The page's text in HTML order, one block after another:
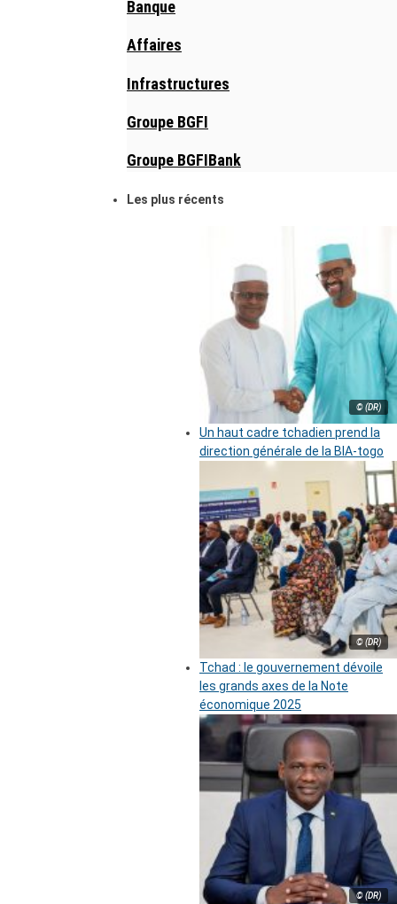
Banque
Affaires
Infrastructures
Groupe BGFI
Groupe BGFIBank
Les plus récents
© (DR)
Un haut cadre tchadien prend la
direction générale de la BIA-togo
© (DR)
Tchad : le gouvernement dévoile
les grands axes de la Note
économique 2025
© (DR)